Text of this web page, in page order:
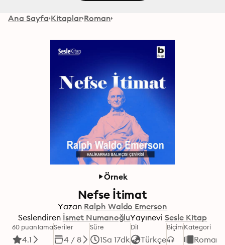
Ana Sayfa Kitaplar Roman
Örnek
Nefse İtimat
Yazan Ralph Waldo Emerson
Seslendiren İsmet NumanoğluYayınevi Sesle Kitap
60 puanlama
4.1
Seriler
4 / 8
Süre
1Sa 17dk
Dil
Türkçe
BiçimKategori
Roman